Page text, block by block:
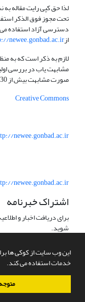
این وب سایت از کوکی ها
خدمات استفاده می کند.
لذا حق کپی رایت مقاله
تحت مجوز فوق الذکر
دسترسی آزاد استفاده
ازnewee.gonbad.ac.ir
لازم به ذکر است که به
مشابهت یاب در بررسی
صورت مشابهت بیش از 30% با مراجع موجود قبلی، مقاله رد خواهد شد.
Creative Commons
newee.gonbad.ac.ir
newee.gonbad.ac.ir
اشتراک خبرنامه
برای دریافت اخبار و
شوید.
سامانه مدیریت نشریات